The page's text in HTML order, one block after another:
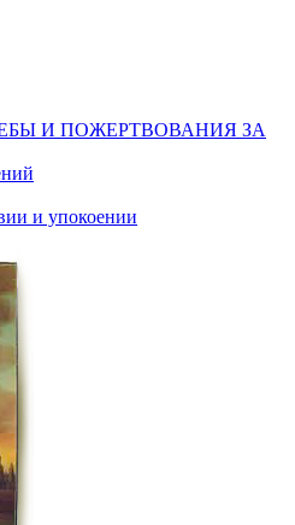
И ПОЖЕРТВОВАНИЯ ЗА
и упокоении